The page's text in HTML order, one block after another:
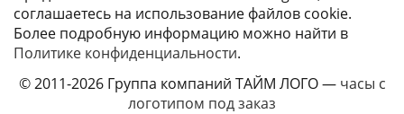
соглашаетесь на использование файлов coоkie.
Более подробную информацию можно найти в
Политике конфиденциальности.
© 2011-2026 Группа компаний ТАЙМ ЛОГО — часы с
логотипом под заказ